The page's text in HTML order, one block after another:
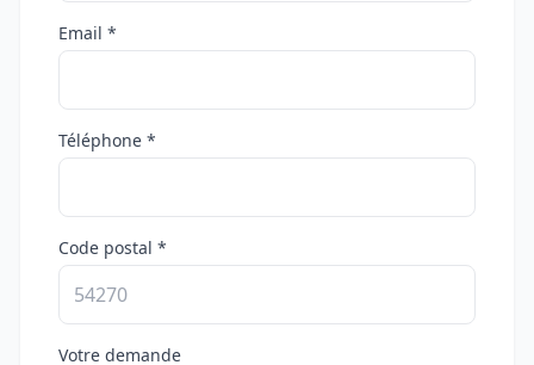
Email *
Téléphone *
Code postal *
Votre demande